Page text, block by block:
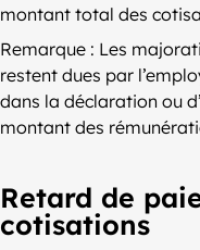
montant total des
Remarque : Les
restent dues par
dans la déclaration ou
montant des
Retard de
cotisations